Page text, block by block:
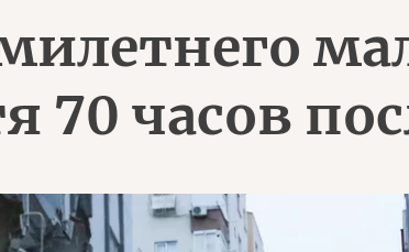
70 часов